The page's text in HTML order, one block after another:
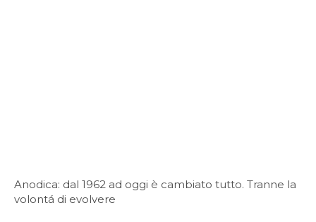
Anodica: dal 1962 ad oggi è cambiato tutto. Tranne la
volontá di evolvere